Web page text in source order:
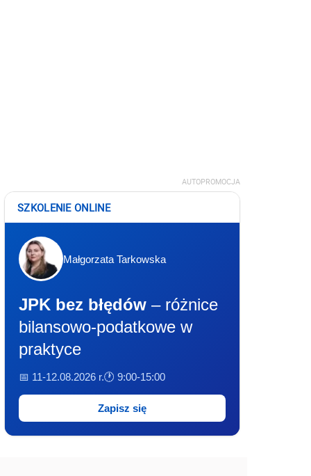
AUTOPROMOCJA
SZKOLENIE ONLINE
Małgorzata Tarkowska
JPK bez błędów – różnice
bilansowo-podatkowe w
praktyce
📅 11-12.08.2026 r.🕐 9:00-15:00
Zapisz się